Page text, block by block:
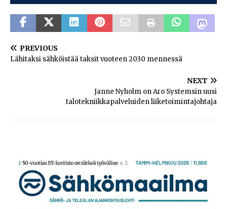
PREVIOUS
Lähitaksi sähköistää taksit vuoteen 2030 mennessä
NEXT
Janne Nyholm on Aro Systemsin uusi
talotekniikkapalveluiden liiketoimintajohtaja